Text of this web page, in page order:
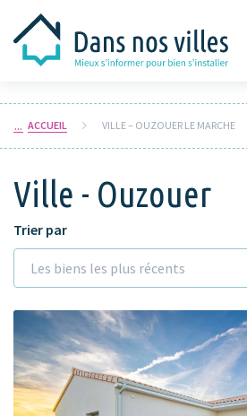
ACCUEIL VILLE – OUZOUER LE MARCHE
Ville - Ouzouer
Trier par
Les biens les plus récents